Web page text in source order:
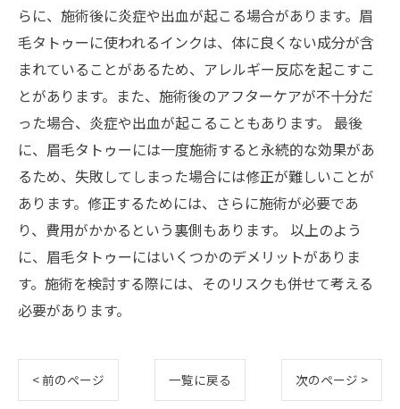
らに、施術後に炎症や出血が起こる場合があります。眉
毛タトゥーに使われるインクは、体に良くない成分が含
まれていることがあるため、アレルギー反応を起こすこ
とがあります。また、施術後のアフターケアが不十分だ
った場合、炎症や出血が起こることもあります。 最後
に、眉毛タトゥーには一度施術すると永続的な効果があ
るため、失敗してしまった場合には修正が難しいことが
あります。修正するためには、さらに施術が必要であ
り、費用がかかるという裏側もあります。 以上のよう
に、眉毛タトゥーにはいくつかのデメリットがありま
す。施術を検討する際には、そのリスクも併せて考える
必要があります。
< 前のページ 一覧に戻る 次のページ >